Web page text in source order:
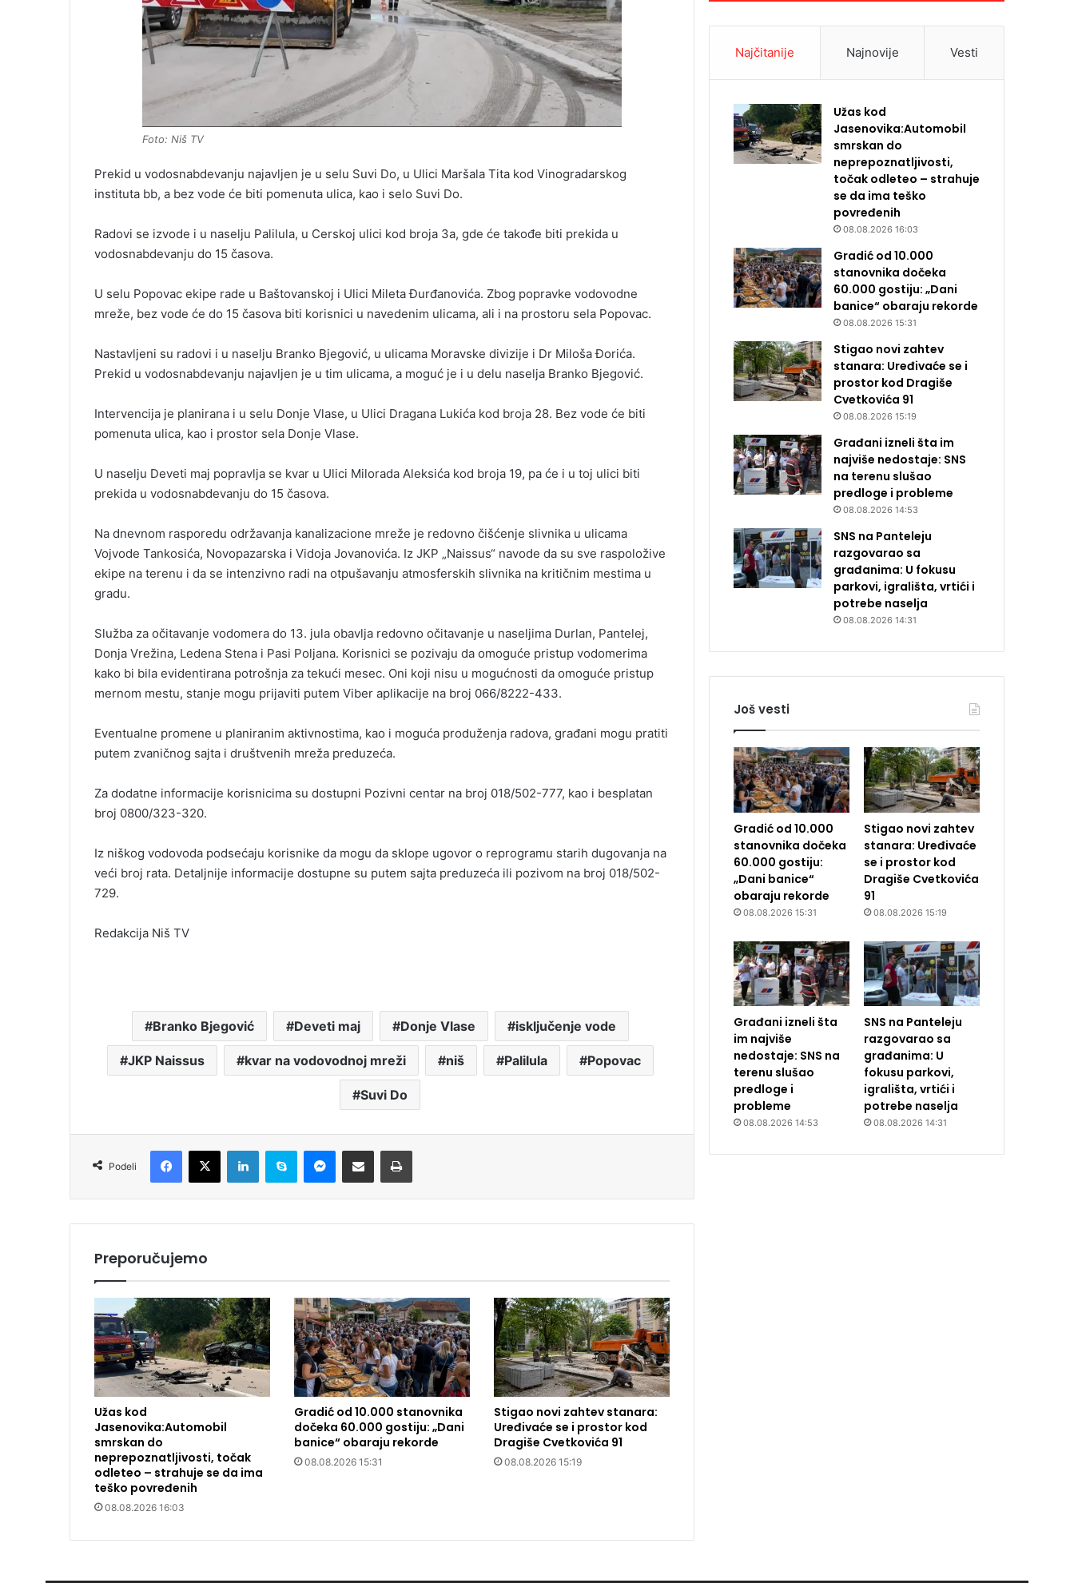
Foto: Niš TV
Prekid u vodosnabdevanju najavljen je u selu Suvi Do, u Ulici Maršala Tita kod Vinogradarskog
instituta bb, a bez vode će biti pomenuta ulica, kao i selo Suvi Do.
Radovi se izvode i u naselju Palilula, u Cerskoj ulici kod broja 3a, gde će takođe biti prekida u
vodosnabdevanju do 15 časova.
U selu Popovac ekipe rade u Baštovanskoj i Ulici Mileta Đurđanovića. Zbog popravke vodovodne
mreže, bez vode će do 15 časova biti korisnici u navedenim ulicama, ali i na prostoru sela Popovac.
Nastavljeni su radovi i u naselju Branko Bjegović, u ulicama Moravske divizije i Dr Miloša Đorića.
Prekid u vodosnabdevanju najavljen je u tim ulicama, a moguć je i u delu naselja Branko Bjegović.
Intervencija je planirana i u selu Donje Vlase, u Ulici Dragana Lukića kod broja 28. Bez vode će biti
pomenuta ulica, kao i prostor sela Donje Vlase.
U naselju Deveti maj popravlja se kvar u Ulici Milorada Aleksića kod broja 19, pa će i u toj ulici biti
prekida u vodosnabdevanju do 15 časova.
Na dnevnom rasporedu održavanja kanalizacione mreže je redovno čišćenje slivnika u ulicama
Vojvode Tankosića, Novopazarska i Vidoja Jovanovića. Iz JKP „Naissus“ navode da su sve raspoložive
ekipe na terenu i da se intenzivno radi na otpušavanju atmosferskih slivnika na kritičnim mestima u
gradu.
Služba za očitavanje vodomera do 13. jula obavlja redovno očitavanje u naseljima Durlan, Pantelej,
Donja Vrežina, Ledena Stena i Pasi Poljana. Korisnici se pozivaju da omoguće pristup vodomerima
kako bi bila evidentirana potrošnja za tekući mesec. Oni koji nisu u mogućnosti da omoguće pristup
mernom mestu, stanje mogu prijaviti putem Viber aplikacije na broj 066/8222-433.
Eventualne promene u planiranim aktivnostima, kao i moguća produženja radova, građani mogu pratiti
putem zvaničnog sajta i društvenih mreža preduzeća.
Za dodatne informacije korisnicima su dostupni Pozivni centar na broj 018/502-777, kao i besplatan
broj 0800/323-320.
Iz niškog vodovoda podsećaju korisnike da mogu da sklope ugovor o reprogramu starih dugovanja na
veći broj rata. Detaljnije informacije dostupne su putem sajta preduzeća ili pozivom na broj 018/502-
729.
Redakcija Niš TV
Branko Bjegović Deveti maj Donje Vlase isključenje vode
JKP Naissus kvar na vodovodnoj mreži niš Palilula Popovac
Suvi Do
Podeli
Preporučujemo
Užas kod
Jasenovika:Automobil
smrskan do
neprepoznatljivosti, točak
odleteo – strahuje se da ima
teško povređenih
08.08.2026 16:03
Gradić od 10.000 stanovnika
dočeka 60.000 gostiju: „Dani
banice“ obaraju rekorde
08.08.2026 15:31
Stigao novi zahtev stanara:
Uređivaće se i prostor kod
Dragiše Cvetkovića 91
08.08.2026 15:19
Najčitanije Najnovije Vesti
Užas kod
Jasenovika:Automobil
smrskan do
neprepoznatljivosti,
točak odleteo – strahuje
se da ima teško
povređenih
08.08.2026 16:03
Gradić od 10.000
stanovnika dočeka
60.000 gostiju: „Dani
banice“ obaraju rekorde
08.08.2026 15:31
Stigao novi zahtev
stanara: Uređivaće se i
prostor kod Dragiše
Cvetkovića 91
08.08.2026 15:19
Građani izneli šta im
najviše nedostaje: SNS
na terenu slušao
predloge i probleme
08.08.2026 14:53
SNS na Panteleju
razgovarao sa
građanima: U fokusu
parkovi, igrališta, vrtići i
potrebe naselja
08.08.2026 14:31
Još vesti
Gradić od 10.000
stanovnika dočeka
60.000 gostiju:
„Dani banice“
obaraju rekorde
08.08.2026 15:31
Stigao novi zahtev
stanara: Uređivaće
se i prostor kod
Dragiše Cvetkovića
91
08.08.2026 15:19
Građani izneli šta
im najviše
nedostaje: SNS na
terenu slušao
predloge i
probleme
08.08.2026 14:53
SNS na Panteleju
razgovarao sa
građanima: U
fokusu parkovi,
igrališta, vrtići i
potrebe naselja
08.08.2026 14:31